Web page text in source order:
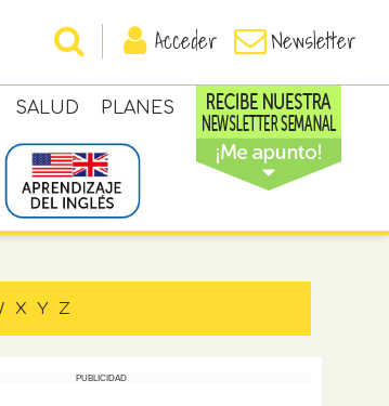
Acceder Newsletter
SALUD PLANES
X Y Z
PUBLICIDAD